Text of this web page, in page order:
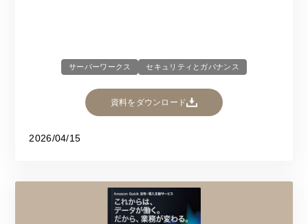
サーバーワークス セキュリティとガバナンス
資料をダウンロード
2026/04/15